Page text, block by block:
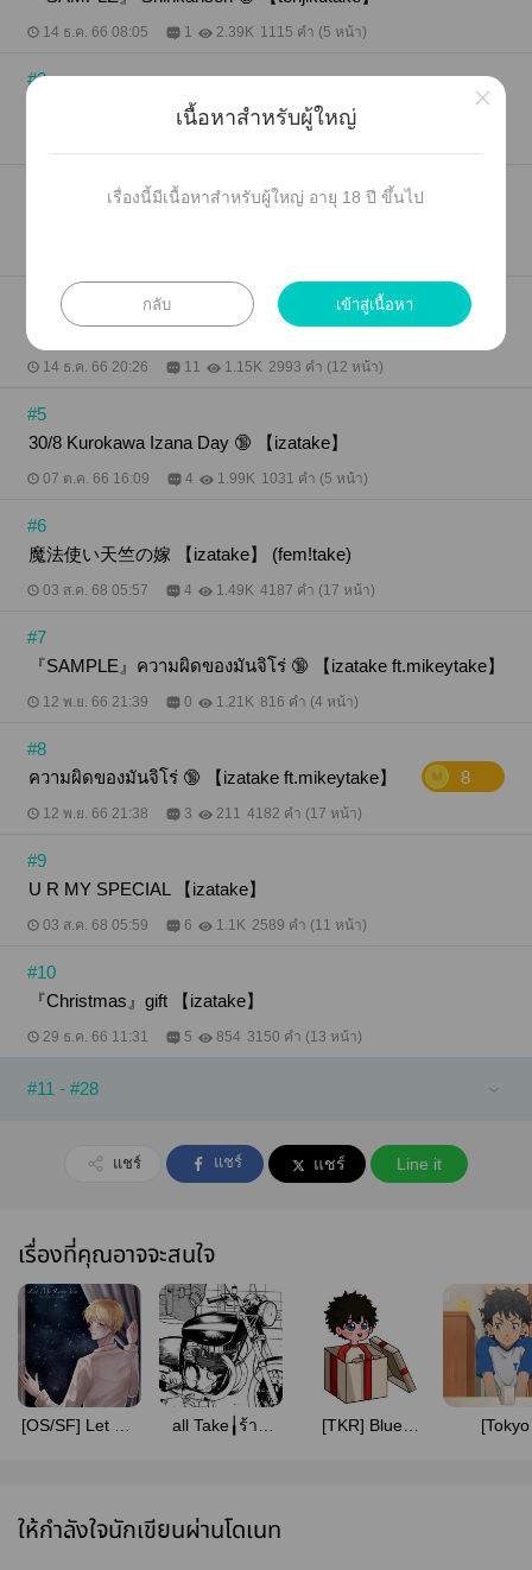
14 ธ.ค. 66 08:05 1 2.39K 1115 คำ (5 หน้า)
#2
Shinkansen 🔞 【tenjikutake】
『Special』 Puppy Love 【izatake】
14 ธ.ค. 66 20:26 11 1.15K 2993 คำ (12 หน้า)
#5
30/8 Kurokawa Izana Day 🔞 【izatake】
07 ต.ค. 66 16:09 4 1.99K 1031 คำ (5 หน้า)
#6
魔法使い天竺の嫁 【izatake】 (fem!take)
03 ส.ค. 68 05:57 4 1.49K 4187 คำ (17 หน้า)
#7
『SAMPLE』ความผิดของมันจิโร่ 🔞 【izatake ft.mikeytake】
12 พ.ย. 66 21:39 0 1.21K 816 คำ (4 หน้า)
#8
ความผิดของมันจิโร่ 🔞 【izatake ft.mikeytake】
8
12 พ.ย. 66 21:38 3 211 4182 คำ (17 หน้า)
#9
U R MY SPECIAL 【izatake】
03 ส.ค. 68 05:59 6 1.1K 2589 คำ (11 หน้า)
#10
『Christmas』gift 【izatake】
29 ธ.ค. 66 11:31 5 854 3150 คำ (13 หน้า)
#11 - #28
แชร์ แชร์ แชร์ Line it
เรื่องที่คุณอาจจะสนใจ
[OS/SF] Let Me
all Take╽ร้าน
[TKR] Blue
[Tokyo
ให้กำลังใจนักเขียนผ่านโดเนท
เนื้อหาสำหรับผู้ใหญ่
เรื่องนี้มีเนื้อหาสำหรับผู้ใหญ่ อายุ 18 ปี ขึ้นไป
กลับ เข้าสู่เนื้อหา
×